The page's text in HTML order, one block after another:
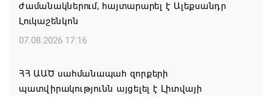
ժամանակներում, հայտարարել է Ալեքսանդր
Լուկաշենկոն
07.08.2026 17:16
ՀՀ ԱԱԾ սահմանապահ զորքերի
պատվիրակությունն այցելել է Լիտվայի